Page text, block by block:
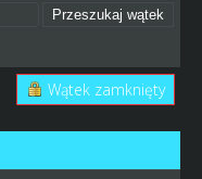
Wątek zamknięty